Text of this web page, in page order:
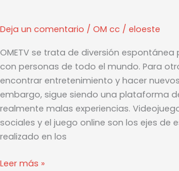
Deja un comentario / OM cc / eloeste
OMETV se trata de diversión
con personas de todo el mundo. Para
encontrar entretenimiento y hacer
embargo, sigue siendo una plataforma
realmente malas experiencias.
sociales y el juego online son los ejes de
realizado en los
Chatear
Forma
Segura
Con
Extraños
Leer más »